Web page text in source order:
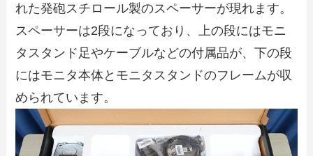
れた発砲スチロール製のスペーサーが現れます。
スペーサーは2段になっており、上の段にはモニ
タスタンド足やケーブルなどの付属品が、下の段
にはモニタ本体とモニタスタンドのフレームが収
められています。